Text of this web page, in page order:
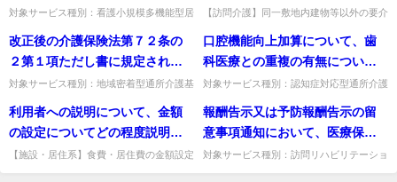
が、具体的にはどのような場合
に利用者の健康状態の確認を行
う必要があるのか。
施設（療養病床を有する診療所
に限る）、介護医療院等の職務
に従事することができるとされ
型居宅介護事業所及びその本体
事業所である看護小規模多機能
型居宅介護事業所それぞれにお
いて届出し、該当する場合にそ
れぞれが算定するものである
が、サテライト体制未整備減算
については、サテライト型看護
小規模多機能型居宅介護事業所
及び本体事業所のいずれか一方
対象サービス種別：看護小規模多機能型居
制未整備減算」質問訪問看護体制減算につ
いては、サテライト型看護小...
介護高齢者が少数である場合に
ついて、これにより割合が90％
以上となった場合については、
正当な理由に該当すると考えて
よいか。
【訪問介護】同一敷地内建物等以外の要介
場合、正当な理由に該当するか。正当な理
由とみなして差し支えない（...
改正後の介護保険法第７２条の
２第１項ただし書に規定されて
いる共生型居宅サービス事業者
の特例に係る「別段の申出」と
は具体的にどのような場合に行
か。 （１）例えば、障害福祉制
対象サービス種別：地域密着型通所介護基
定について」質問改正後の介護保険法第７
２条の２第１項ただし書に...
口腔機能向上加算について、歯
科医療との重複の有無について
は、歯科医療機関又は事業所の
いずれにおいて判断するのか。
対象サービス種別：認知症対応型通所介護
質問口腔機能向上加算について、歯科医療
との重複の有無については、...
利用者への説明について、金額
の設定についてどの程度説明す
べきなのか。
【施設・居住系】食費・居住費の金額設定
報酬告示又は予防報酬告示の留
意事項通知において、医療保険
から介護保険のリハビリテーシ
ョンに移行する者の情報提供に
対象サービス種別：訪問リハビリテーショ